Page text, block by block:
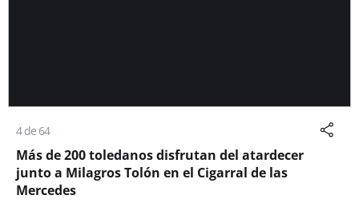
4 de 64
Más de 200 toledanos disfrutan del atardecer
junto a Milagros Tolón en el Cigarral de las
Mercedes